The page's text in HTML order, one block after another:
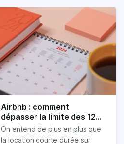
Airbnb : comment
dépasser la limite des 120
jours ?
On entend de plus en plus que
la location courte durée sur